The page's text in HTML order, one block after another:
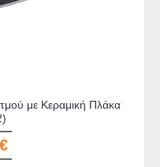
με Κεραμική Πλάκα